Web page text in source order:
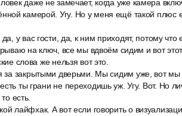
даже не замечает, когда уже камера
камерой. Угу. Но у меня ещё такой плюс
у вас гости, да, к ним приходят, потому
на ключ, все мы вдвоём сидим и вот
слова же нельзя вот это.
за закрытыми дверьми. Мы сидим уже, вот
ты грани не переходишь уж. Угу. Вот. Но
есть.
лайфхак. А вот если говорить о